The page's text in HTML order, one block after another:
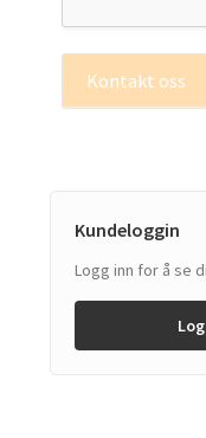
Kontakt oss
Kundeloggin
Logg inn for å se